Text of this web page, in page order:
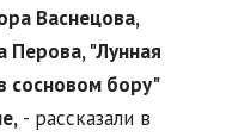
Васнецова,
Перова, "Лунная
сосновом бору"
- рассказали в